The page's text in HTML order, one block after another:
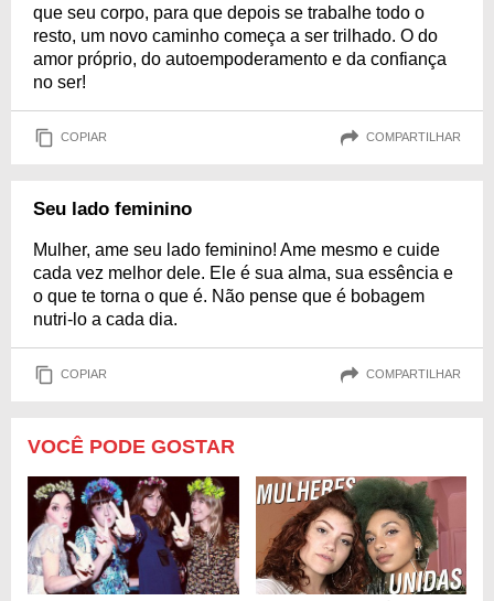
que seu corpo, para que depois se trabalhe todo o
resto, um novo caminho começa a ser trilhado. O do
amor próprio, do autoempoderamento e da confiança
no ser!
COPIAR COMPARTILHAR
Seu lado feminino
Mulher, ame seu lado feminino! Ame mesmo e cuide
cada vez melhor dele. Ele é sua alma, sua essência e
o que te torna o que é. Não pense que é bobagem
nutri-lo a cada dia.
COPIAR COMPARTILHAR
VOCÊ PODE GOSTAR